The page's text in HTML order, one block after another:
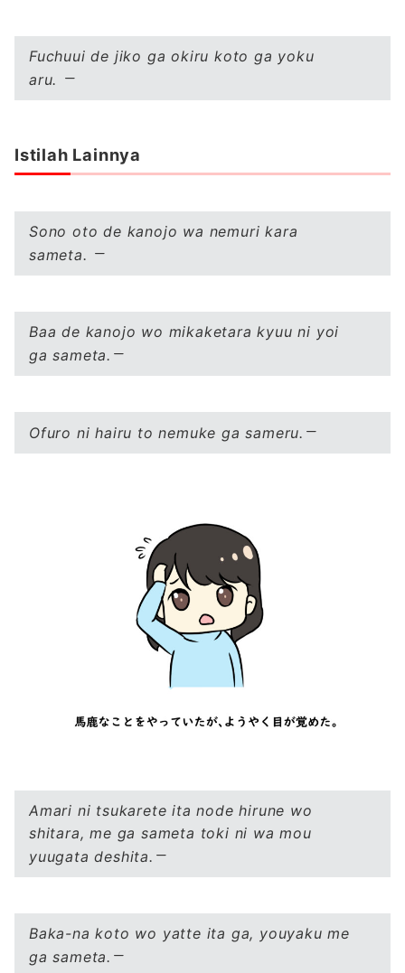
Fuchuui de jiko ga okiru koto ga yoku
aru.
Istilah Lainnya
Sono oto de kanojo wa nemuri kara
sameta.
Baa de kanojo wo mikaketara kyuu ni yoi
ga sameta.
Ofuro ni hairu to nemuke ga sameru.
Amari ni tsukarete ita node hirune wo
shitara, me ga sameta toki ni wa mou
yuugata deshita.
Baka-na koto wo yatte ita ga, youyaku me
ga sameta.